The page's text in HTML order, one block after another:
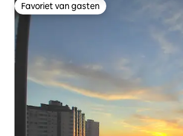
Favoriet van gasten
Favoriet van gasten